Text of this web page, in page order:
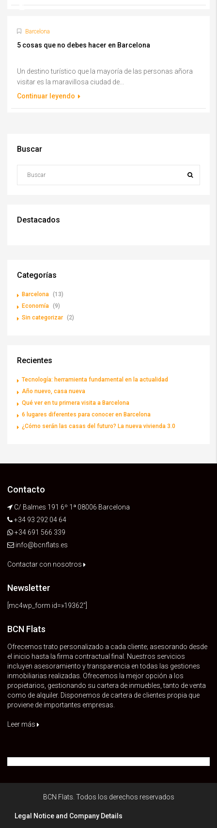
Barcelona
5 cosas que no debes hacer en Barcelona
Un destino turístico que la mayoría de las personas añora
visitar es la maravillosa ciudad de...
Continuar leyendo
Buscar
Destacados
Categorías
Barcelona (13)
Economía (9)
Sin categorizar (2)
Recientes
Tecnología: herramienta fundamental en la actualidad
Año nuevo, casa nueva
Qué ver en tu primera visita a Barcelona
6 lugares diferentes para conocer en Barcelona
¿Cómo serán las casas del futuro? La nueva vivienda 3.0
Contacto
C/ Balmes 191 6º 1ª 08006 Barcelona
+34 93 292 04 64
+34 691 566 339
info@bcnflats.es
Contactar con nosotros
Newsletter
[mc4wp_form id=»19362″]
BCN Flats
Ofrecemos trato personalizado a cada cliente; asesorando desde
el inicio hasta la firma contractual final. Nuestros servicios
incluyen asesoramiento y transparencia en todas las gestiones
inmobiliarias realizadas. Ofrecemos la mejor opción a los
propietarios, gestionando su cartera de inmuebles, tanto de venta
como de alquiler. Disponemos de cartera de clientes propia que
proviene de importantes empresas.
Leer más
BCN Flats. Todos los derechos reservados
Legal Notice and Company Details